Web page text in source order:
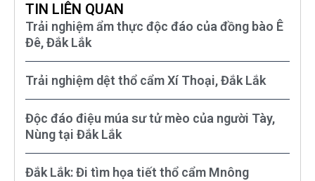
TIN LIÊN QUAN
Trải nghiệm ẩm thực độc đáo của đồng bào Ê
Đê, Đắk Lắk
Trải nghiệm dệt thổ cẩm Xí Thoại, Đắk Lắk
Độc đáo điệu múa sư tử mèo của người Tày,
Nùng tại Đắk Lắk
Đắk Lắk: Đi tìm họa tiết thổ cẩm Mnông